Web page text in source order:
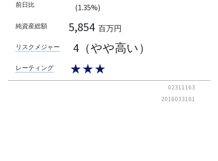
前日比
(1.35%)
純資産総額 5,854 百万円
リスクメジャー 4（やや高い）
レーティング ★★★
02311163
2016033101